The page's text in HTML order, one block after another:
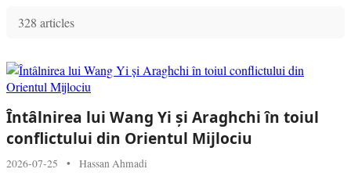
328 articles
Întâlnirea lui Wang Yi și Araghchi în toiul
conflictului din Orientul Mijlociu
2026-07-25 • Hassan Ahmadi